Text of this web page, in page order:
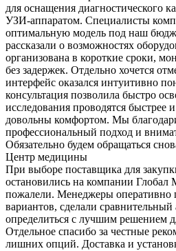
для оснащения диагностического
УЗИ-аппаратом. Специалисты
оптимальную модель под наш
рассказали о возможностях
организована в короткие сроки,
без задержек. Отдельно хочется
интерфейс оказался интуитивно
консультация позволила быстро
исследования проводятся быстрее
довольны комфортом. Мы
профессиональный подход и
Обязательно будем обращаться
Центр медицины
При выборе поставщика для
остановились на компании Глобал
пожалели. Менеджеры оперативно
вариантов, сделали сравнительный
определиться с лучшим решением
Отдельное спасибо за честные
лишних опций. Доставка и